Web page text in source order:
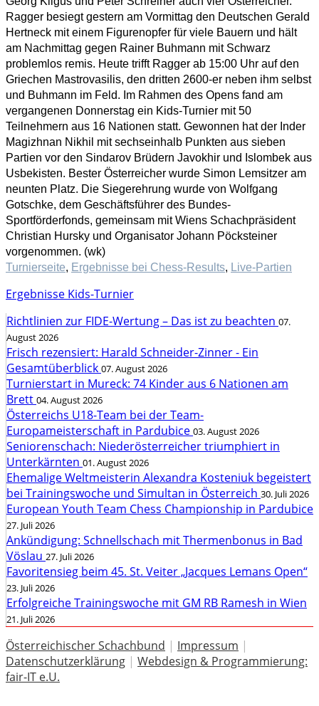
Ragger besiegt gestern am Vormittag den Deutschen Gerald
Hertneck mit einem Figurenopfer für viele Bauern und hält
am Nachmittag gegen Rainer Buhmann mit Schwarz
problemlos remis. Heute trifft Ragger ab 15:00 Uhr auf den
Griechen Mastrovasilis, den dritten 2600-er neben ihm selbst
und Buhmann im Feld. Im Rahmen des Opens fand am
vergangenen Donnerstag ein Kids-Turnier mit 50
Teilnehmern aus 16 Nationen statt. Gewonnen hat der Inder
Magizhnan Nikhil mit sechseinhalb Punkten aus sieben
Partien vor den Sindarov Brüdern Javokhir und Islombek aus
Usbekisten. Bester Österreicher wurde Simon Lemsitzer am
neunten Platz. Die Siegerehrung wurde von Wolfgang
Gotschke, dem Geschäftsführer des Bundes-
Sportförderfonds, gemeinsam mit Wiens Schachpräsident
Christian Hursky und Organisator Johann Pöcksteiner
vorgenommen. (wk)
Turnierseite, Ergebnisse bei Chess-Results, Live-Partien
Ergebnisse Kids-Turnier
Richtlinien zur FIDE-Wertung – Das ist zu beachten 07.
August 2026
Frisch rezensiert: Harald Schneider-Zinner - Ein
Gesamtüberblick 07. August 2026
Turnierstart in Mureck: 74 Kinder aus 6 Nationen am
Brett 04. August 2026
Österreichs U18-Team bei der Team-
Europameisterschaft in Pardubice 03. August 2026
Seniorenschach: Niederösterreicher triumphiert in
Unterkärnten 01. August 2026
Ehemalige Weltmeisterin Alexandra Kosteniuk begeistert
bei Trainingswoche und Simultan in Österreich 30. Juli 2026
European Youth Team Chess Championship in Pardubice
27. Juli 2026
Ankündigung: Schnellschach mit Thermenbonus in Bad
Vöslau 27. Juli 2026
Favoritensieg beim 45. St. Veiter „Jacques Lemans Open“
23. Juli 2026
Erfolgreiche Trainingswoche mit GM RB Ramesh in Wien
21. Juli 2026
Österreichischer Schachbund | Impressum |
Datenschutzerklärung | Webdesign & Programmierung:
fair-IT e.U.